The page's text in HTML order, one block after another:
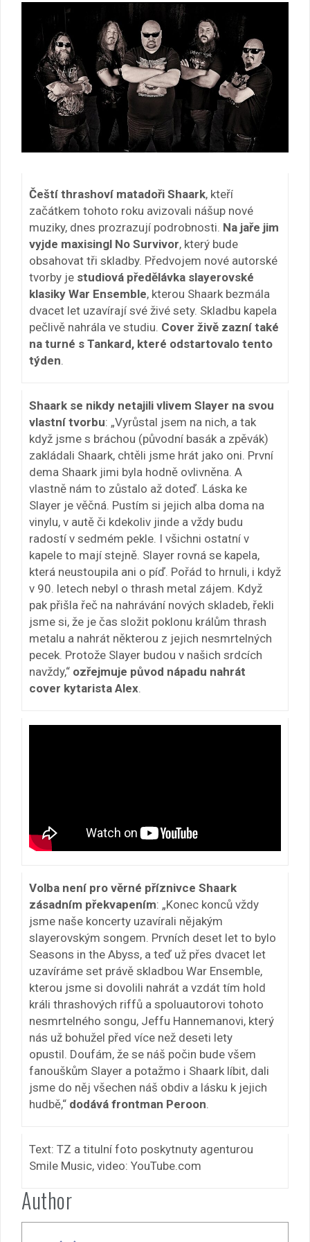
Čeští thrashoví matadoři Shaark, kteří
začátkem tohoto roku avizovali nášup nové
muziky, dnes prozrazují podrobnosti. Na jaře jim
vyjde maxisingl No Survivor, který bude
obsahovat tři skladby. Předvojem nové autorské
tvorby je studiová předělávka slayerovské
klasiky War Ensemble, kterou Shaark bezmála
dvacet let uzavírají své živé sety. Skladbu kapela
pečlivě nahrála ve studiu. Cover živě zazní také
na turné s Tankard, které odstartovalo tento
týden
Shaark se nikdy netajili vlivem Slayer na svou
vlastní tvorbu: „Vyrůstal jsem na nich, a tak
když jsme s bráchou (původní basák a zpěvák)
zakládali Shaark, chtěli jsme hrát jako oni. První
dema Shaark jimi byla hodně ovlivněna. A
vlastně nám to zůstalo až doteď. Láska ke
Slayer je věčná. Pustím si jejich alba doma na
vinylu, v autě či kdekoliv jinde a vždy budu
radostí v sedmém pekle. I všichni ostatní v
kapele to mají stejně. Slayer rovná se kapela,
která neustoupila ani o píď. Pořád to hrnuli, i když
v 90. letech nebyl o thrash metal zájem. Když
pak přišla řeč na nahrávání nových skladeb, řekli
jsme si, že je čas složit poklonu králům thrash
metalu a nahrát některou z jejich nesmrtelných
pecek. Protože Slayer budou v našich srdcích
navždy,“ ozřejmuje původ nápadu nahrát
cover kytarista Alex
Volba není pro věrné příznivce Shaark
zásadním překvapením: „Konec konců vždy
jsme naše koncerty uzavírali nějakým
slayerovským songem. Prvních deset let to bylo
Seasons in the Abyss, a teď už přes dvacet let
uzavíráme set právě skladbou War Ensemble,
kterou jsme si dovolili nahrát a vzdát tím hold
králi thrashových riffů a spoluautorovi tohoto
nesmrtelného songu, Jeffu Hannemanovi, který
nás už bohužel před více než deseti lety
opustil. Doufám, že se náš počin bude všem
fanouškům Slayer a potažmo i Shaark líbit, dali
jsme do něj všechen náš obdiv a lásku k jejich
hudbě,“ dodává frontman Peroon
Text: TZ a titulní foto poskytnuty agenturou
Smile Music, video: YouTube.com
Author